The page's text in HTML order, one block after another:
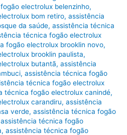
electrolux belenzinho,
bom retiro,assistência
da saúde,assistência técnica
técnica fogão electrolux
fogão electrolux brooklin novo,
brooklin paulista,
butantã,assistência
,assistência técnica fogão
técnica fogão electrolux
técnica fogão electrolux canindé,
carandiru,assistência
verde,assistência técnica fogão
assistência técnica fogão
,assistência técnica fogão